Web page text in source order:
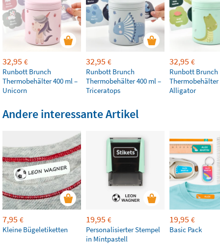
32,95 €
Runbott Brunch
Thermobehälter 400 ml –
Unicorn
32,95 €
Runbott Brunch
Thermobehälter 400 ml –
Triceratops
32,95 €
Runbott Brunch
Thermobehälter
Alligator
Andere interessante Artikel
7,95 €
Kleine Bügeletiketten
19,95 €
Personalisierter Stempel
in Mintpastell
19,95 €
Basic Pack